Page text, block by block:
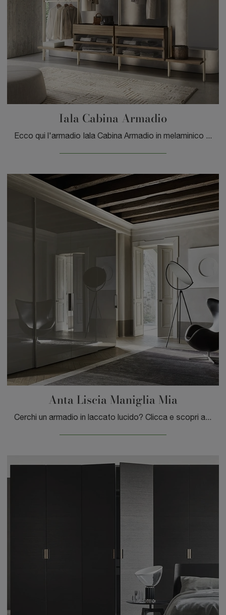
Iala Cabina Armadio
Ecco qui l'armadio Iala Cabina Armadio in melaminico di Sangiacomo! Un ricco catalogo di armadi cabine armadio con ante scorrevoli.
Anta Liscia Maniglia Mia
Cerchi un armadio in laccato lucido? Clicca e scopri armadi a muro con ante scorrevoli di Sangiacomo.